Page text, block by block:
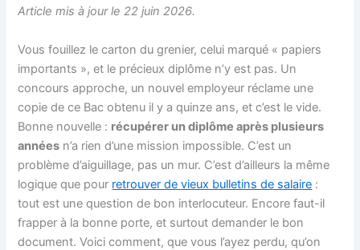
Article mis à jour le 22 juin 2026.
Vous fouillez le carton du grenier, celui marqué « papiers
importants », et le précieux diplôme n’y est pas. Un
concours approche, un nouvel employeur réclame une
copie de ce Bac obtenu il y a quinze ans, et c’est le vide.
Bonne nouvelle : récupérer un diplôme après plusieurs
années n’a rien d’une mission impossible. C’est un
problème d’aiguillage, pas un mur. C’est d’ailleurs la même
logique que pour retrouver de vieux bulletins de salaire :
tout est une question de bon interlocuteur. Encore faut-il
frapper à la bonne porte, et surtout demander le bon
document. Voici comment, que vous l’ayez perdu, qu’on